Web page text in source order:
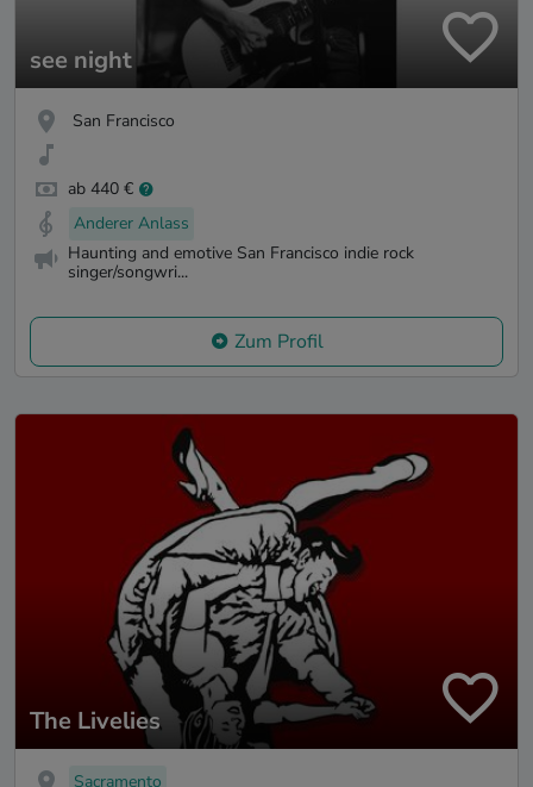
see night
San Francisco
ab 440 €
Anderer Anlass
Haunting and emotive San Francisco indie rock
singer/songwri...
Zum Profil
The Livelies
Sacramento